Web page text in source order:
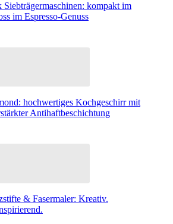
Siebträgermaschinen: kompakt im
im Espresso-Genuss
hochwertiges Kochgeschirr mit
Antihaftbeschichtung
& Fasermaler: Kreativ.